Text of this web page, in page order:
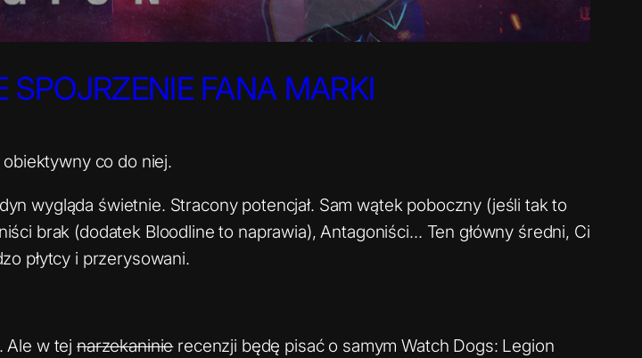
FANA MARKI
obiektywny co do niej.
wygląda świetnie. Stracony potencjał. Sam wątek poboczny (jeśli tak to
brak (dodatek Bloodline to naprawia), Antagoniści… Ten główny średni, Ci
płytcy i przerysowani.
Ale w tejnarzekaninierecenzji będę pisać o samym Watch Dogs: Legion